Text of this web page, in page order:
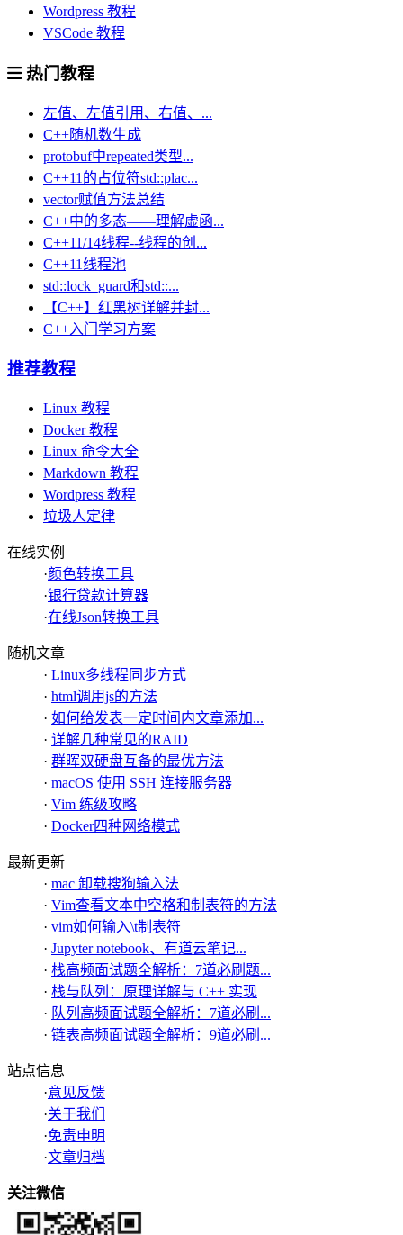
Wordpress 教程
VSCode 教程
热门教程
左值、左值引用、右值、...
C++随机数生成
protobuf中repeated类型...
C++11的占位符std::plac...
vector赋值方法总结
C++中的多态——理解虚函...
C++11/14线程--线程的创...
C++11线程池
std::lock_guard和std::...
【C++】红黑树详解并封...
C++入门学习方案
推荐教程
Linux 教程
Docker 教程
Linux 命令大全
Markdown 教程
Wordpress 教程
垃圾人定律
在线实例
·颜色转换工具
·银行贷款计算器
·在线Json转换工具
随机文章
· Linux多线程同步方式
· html调用js的方法
· 如何给发表一定时间内文章添加...
· 详解几种常见的RAID
· 群晖双硬盘互备的最优方法
· macOS 使用 SSH 连接服务器
· Vim 练级攻略
· Docker四种网络模式
最新更新
· mac 卸载搜狗输入法
· Vim查看文本中空格和制表符的方法
· vim如何输入\t制表符
· Jupyter notebook、有道云笔记...
· 栈高频面试题全解析：7道必刷题...
· 栈与队列：原理详解与 C++ 实现
· 队列高频面试题全解析：7道必刷...
· 链表高频面试题全解析：9道必刷...
站点信息
·意见反馈
·关于我们
·免责申明
·文章归档
关注微信